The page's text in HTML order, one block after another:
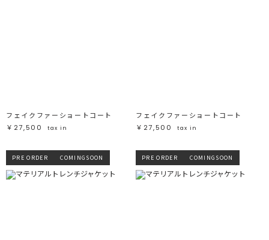
フェイクファーショートコート
￥27,500
tax in
フェイクファーショートコート
￥27,500
tax in
PRE ORDER COMINGSOON PRE ORDER COMINGSOON